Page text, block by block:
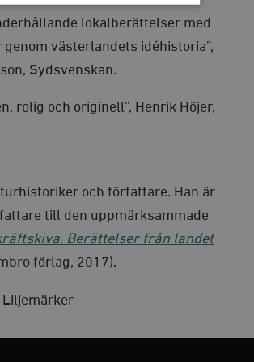
lokalberättelser med
västerlandets idéhistoria”,
Sydsvenskan.
rolig och originell”, Henrik Höjer,
och författare. Han är
till den uppmärksammade
. Berättelser från landet
förlag, 2017).
Liljemärker
som användarinloggning
Webbplatsen kan inte användas
Automattic
timbro.se